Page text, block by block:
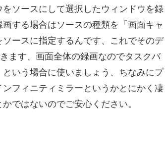
ソースにして選択したウィンドウを録
する場合はソースの種類を「画面キャ
ースに指定するんです、これでそのデ
ます、画面全体の録画なのでタスクバ
いう場合に使いましょう、ちなみにプ
フィニティミラーというかとにかく凄
ではないのでご安心ください。